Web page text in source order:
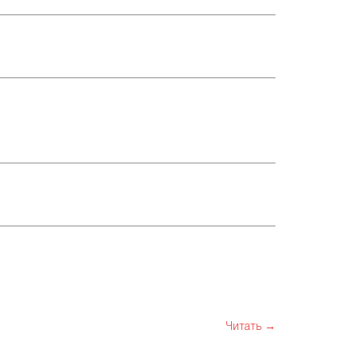
Читать →